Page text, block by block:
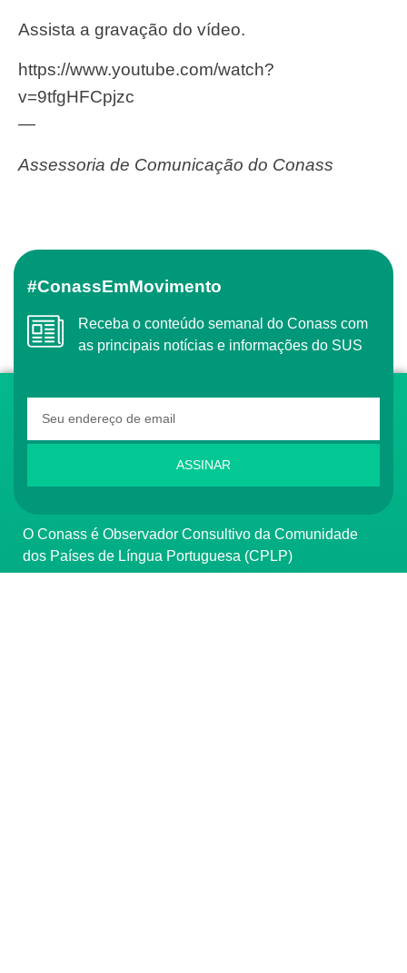
Assista a gravação do vídeo.
https://www.youtube.com/watch?
v=9tfgHFCpjzc
—
Assessoria de Comunicação do Conass
#ConassEmMovimento
Receba o conteúdo semanal do Conass com
as principais notícias e informações do SUS
ASSINAR
O Conass é Observador Consultivo da Comunidade
dos Países de Língua Portuguesa (CPLP)